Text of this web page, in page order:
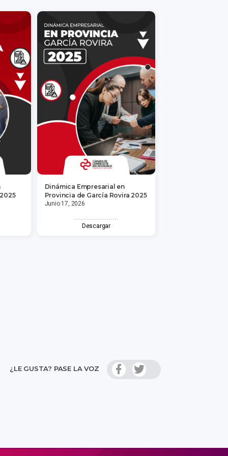
Dinámica Empresarial en
Provincia de García Rovira 2025
Junio 17, 2026
Descargar
¿LE GUSTA? PASE LA VOZ